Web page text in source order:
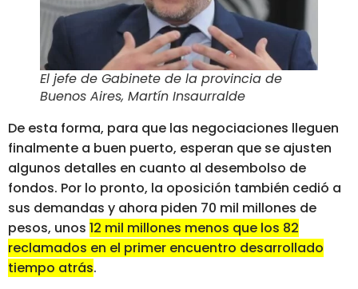
El jefe de Gabinete de la provincia de
Buenos Aires, Martín Insaurralde
De esta forma, para que las negociaciones lleguen
finalmente a buen puerto, esperan que se ajusten
algunos detalles en cuanto al desembolso de
fondos. Por lo pronto, la oposición también cedió a
sus demandas y ahora piden 70 mil millones de
pesos, unos 12 mil millones menos que los 82
reclamados en el primer encuentro desarrollado
tiempo atrás.